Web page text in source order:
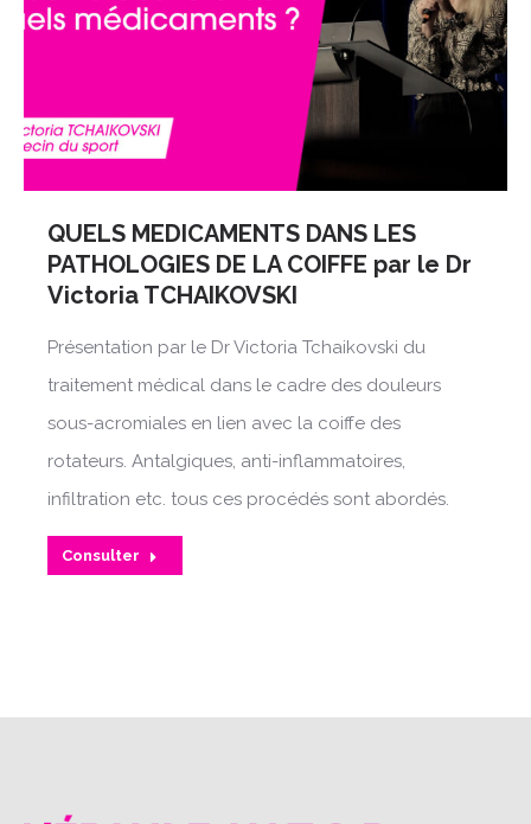
QUELS MEDICAMENTS DANS LES
PATHOLOGIES DE LA COIFFE par le Dr
Victoria TCHAIKOVSKI
Présentation par le Dr Victoria Tchaikovski du
traitement médical dans le cadre des douleurs
sous-acromiales en lien avec la coiffe des
rotateurs. Antalgiques, anti-inflammatoires,
infiltration etc. tous ces procédés sont abordés.
Consulter